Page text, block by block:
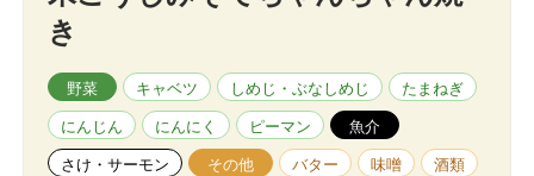
き
野菜 キャベツ しめじ・ぶなしめじ たまねぎ
にんじん にんにく ピーマン 魚介
さけ・サーモン その他 バター 味噌 酒類